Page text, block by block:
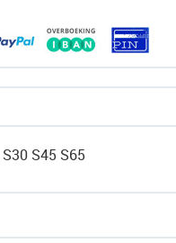
S45 S65